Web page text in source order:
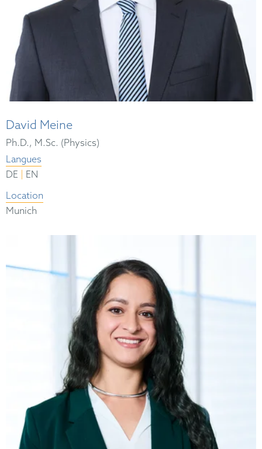
David Meine
Ph.D., M.Sc. (Physics)
Langues
DE
EN
Location
Munich